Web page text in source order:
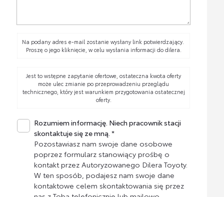
Na podany adres e-mail zostanie wysłany link potwierdzający.
Proszę o jego kliknięcie, w celu wysłania informacji do dilera.
Jest to wstępne zapytanie ofertowe, ostateczna kwota oferty
może ulec zmianie po przeprowadzeniu przeglądu
technicznego, który jest warunkiem przygotowania ostatecznej
oferty.
Rozumiem informację. Niech pracownik stacji
skontaktuje się ze mną. *
Pozostawiasz nam swoje dane osobowe
poprzez formularz stanowiący prośbę o
kontakt przez Autoryzowanego Dilera Toyoty.
W ten sposób, podajesz nam swoje dane
kontaktowe celem skontaktowania się przez